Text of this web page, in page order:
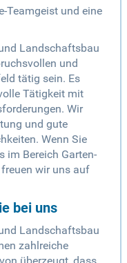
Teamgeist und eine
Landschaftsbau
und
tätig sein. Es
Tätigkeit mit
Wir
und gute
Wenn Sie
im Bereich Garten-
wir uns auf
bei uns
Landschaftsbau
zahlreiche